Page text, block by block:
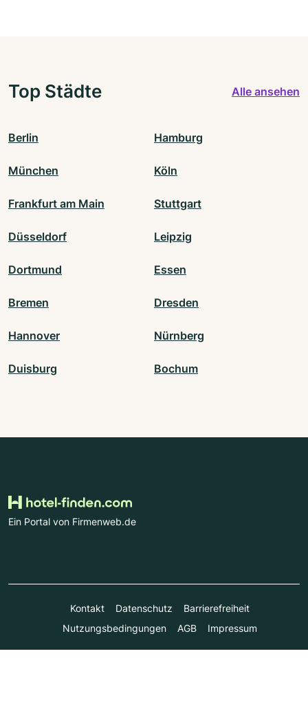
Top Städte Alle ansehen
Berlin Hamburg
München Köln
Frankfurt am Main Stuttgart
Düsseldorf Leipzig
Dortmund Essen
Bremen Dresden
Hannover Nürnberg
Duisburg Bochum
Ein Portal von Firmenweb.de
Kontakt Datenschutz
Barrierefreiheit
Nutzungsbedingungen
AGB Impressum